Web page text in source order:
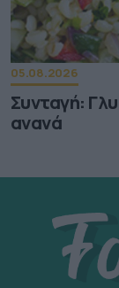
05.08.2026
Συνταγή:
ανανά